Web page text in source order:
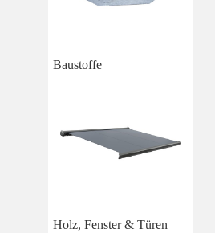
Baustoffe
Holz, Fenster & Türen